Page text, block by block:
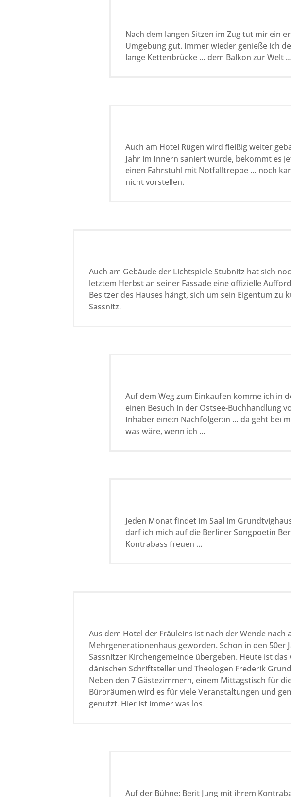
Nach dem langen Sitzen im Zug tut mir ein
Umgebung gut. Immer wieder genieße ich
lange Kettenbrücke … dem Balkon zur Welt …
Auch am Hotel Rügen wird fleißig weiter
Jahr im Innern saniert wurde, bekommt es
einen Fahrstuhl mit Notfalltreppe … noch
nicht vorstellen.
Auch am Gebäude der Lichtspiele Stubnitz hat sich
letztem Herbst an seiner Fassade eine offizielle
Besitzer des Hauses hängt, sich um sein Eigentum zu
Sassnitz.
Auf dem Weg zum Einkaufen komme ich in
einen Besuch in der Ostsee-Buchhandlung
Inhaber eine:n Nachfolger:in … da geht bei
was wäre, wenn ich …
Jeden Monat findet im Saal im
darf ich mich auf die Berliner Songpoetin
Kontrabass freuen …
Aus dem Hotel der Fräuleins ist nach der Wende nach
Mehrgenerationenhaus geworden. Schon in den 50er
Sassnitzer Kirchengemeinde übergeben. Heute ist
dänischen Schriftsteller und Theologen Frederik
Neben den 7 Gästezimmern, einem Mittagstisch für
Büroräumen wird es für viele Veranstaltungen und
genutzt. Hier ist immer was los.
Auf der Bühne: Berit Jung mit ihrem